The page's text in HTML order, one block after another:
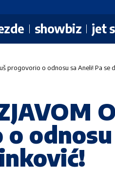
showbiz jet
progovorio o odnosu sa Aneli! Pa